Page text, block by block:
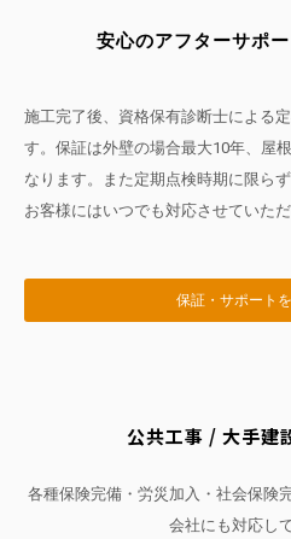
安心のアフターサポ
施工完了後、資格保有診断士による
す。保証は外壁の場合最大10年、屋
なります。また定期点検時期に限ら
お客様にはいつでも対応させていただ
保証・サポート
公共工事 / 大手建
各種保険完備・労災加入・社会保険
会社にも対応し